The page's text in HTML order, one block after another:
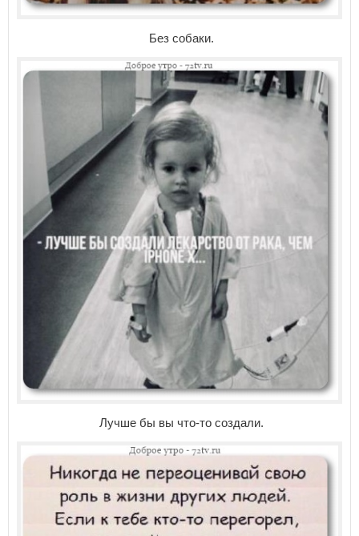
Без собаки.
Лучше бы вы что-то создали.